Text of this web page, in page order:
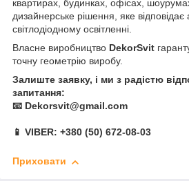
квартирах, будинках, офісах,
дизайнерське рішення, яке
світлодіодному освітленні.
Власне виробництво DekorSvit
точну геометрію виробу.
Залиште заявку, і ми з радістю
запитання:
📧 Dekorsvit@gmail.com
📱 VIBER: +380 (50) 672-08-03
Приховати